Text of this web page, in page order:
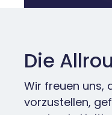
Die
Wir freuen uns,
vorzustellen,